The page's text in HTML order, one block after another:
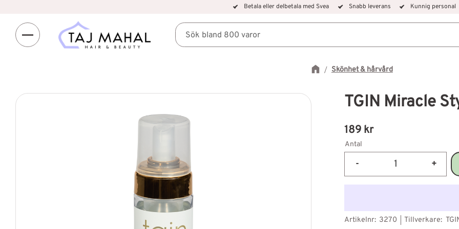
Betala eller delbetala med Svea Snabb leverans Kunnig personal
Skönhet & hårvård
TGIN Miracle
189 kr
Antal
+
-
Artikelnr 3270 Tillverkare